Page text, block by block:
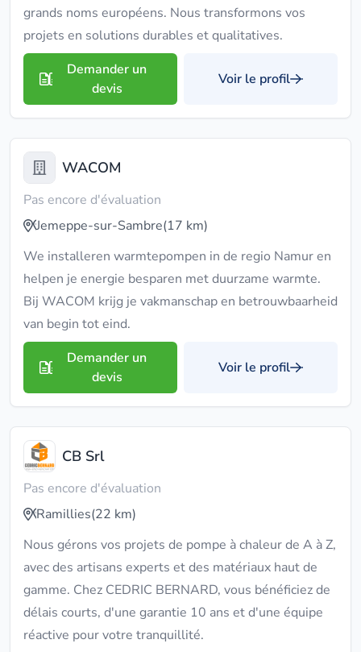
grands noms européens. Nous transformons vos
projets en solutions durables et qualitatives.
Demander un
devis
Voir le profil
WACOM
Pas encore d'évaluation
Jemeppe-sur-Sambre(17 km)
We installeren warmtepompen in de regio Namur en
helpen je energie besparen met duurzame warmte.
Bij WACOM krijg je vakmanschap en betrouwbaarheid
van begin tot eind.
Demander un
devis
Voir le profil
CB Srl
Pas encore d'évaluation
Ramillies(22 km)
Nous gérons vos projets de pompe à chaleur de A à Z,
avec des artisans experts et des matériaux haut de
gamme. Chez CEDRIC BERNARD, vous bénéficiez de
délais courts, d'une garantie 10 ans et d'une équipe
réactive pour votre tranquillité.